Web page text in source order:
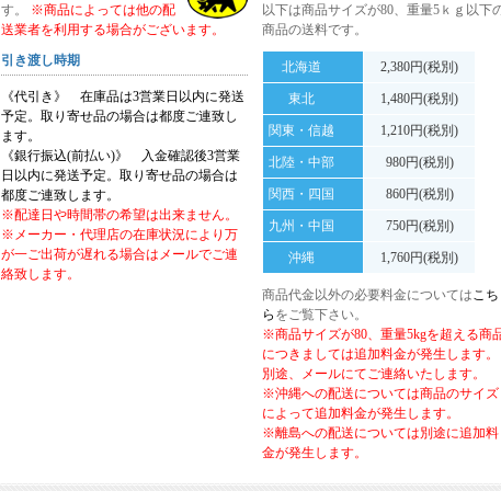
す。 ※商品によっては他の配
送業者を利用する場合がございます。
引き渡し時期
《代引き》 在庫品は3営業日以内に発送
予定。取り寄せ品の場合は都度ご連致し
ます。
《銀行振込(前払い)》 入金確認後3営業
日以内に発送予定。取り寄せ品の場合は
都度ご連致します。
※配達日や時間帯の希望は出来ません。
※メーカー・代理店の在庫状況により万
が一ご出荷が遅れる場合はメールでご連
絡致します。
以下は商品サイズが80、重量5ｋｇ以下
商品の送料です。
北海道 2,380円(税別)
東北 1,480円(税別)
関東・信越 1,210円(税別)
北陸・中部 980円(税別)
関西・四国 860円(税別)
九州・中国 750円(税別)
沖縄 1,760円(税別)
商品代金以外の必要料金については こち
ら をご覧下さい。
※商品サイズが80、重量5kgを超える商
につきましては追加料金が発生します。
別途、メールにてご連絡いたします。
※沖縄への配送については商品のサイズ
によって追加料金が発生します。
※離島への配送については別途に追加料
金が発生します。